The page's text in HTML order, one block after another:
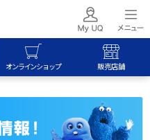
オンラインショップ 販売店舗